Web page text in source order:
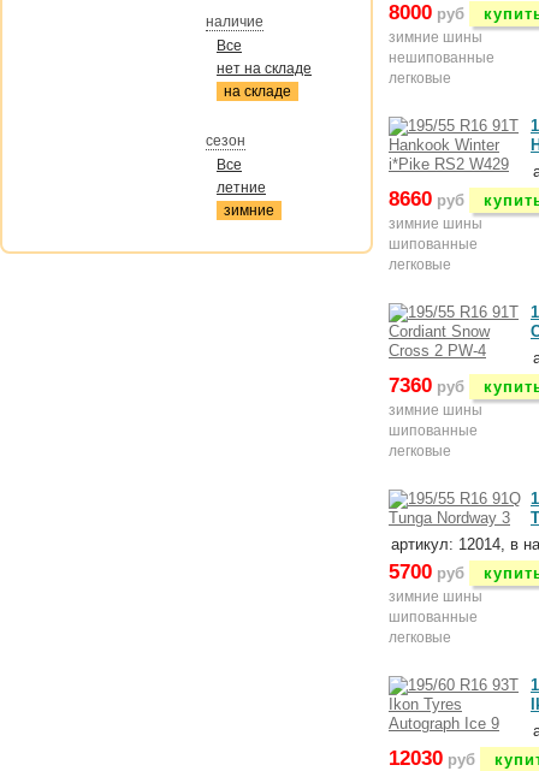
наличие
Все
нет на складе
на складе
сезон
Все
летние
зимние
8000 руб
зимние шины
нешипованные
легковые
8660 руб
зимние шины
шипованные
легковые
7360 руб
зимние шины
шипованные
легковые
артикул: 12014, в
5700 руб
зимние шины
шипованные
легковые
12030 руб